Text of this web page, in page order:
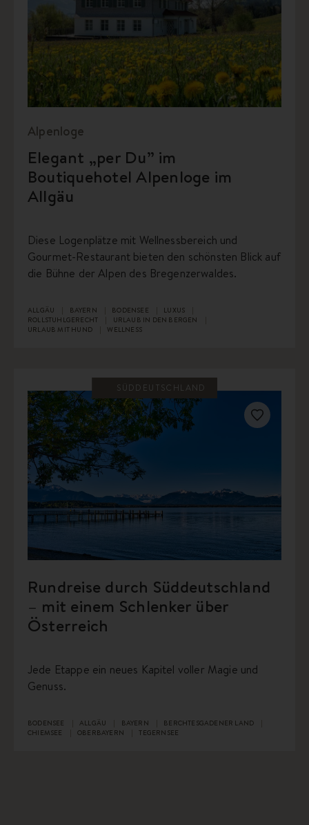
Alpenloge
Elegant „per Du” im
Boutiquehotel Alpenloge im
Allgäu
Diese Logenplätze mit Wellnessbereich und
Gourmet-Restaurant bieten den schönsten Blick auf
die Bühne der Alpen des Bregenzerwaldes.
ALLGÄU BAYERN BODENSEE
LUXUS
ROLLSTUHLGERECHT
URLAUB IN DEN BERGEN
URLAUB MIT HUND
WELLNESS
SÜDDEUTSCHLAND
Rundreise durch Süddeutschland
– mit einem Schlenker über
Österreich
Jede Etappe ein neues Kapitel voller Magie und
Genuss.
BODENSEE ALLGÄU BAYERN
BERCHTESGADENER LAND
CHIEMSEE
OBERBAYERN TEGERNSEE